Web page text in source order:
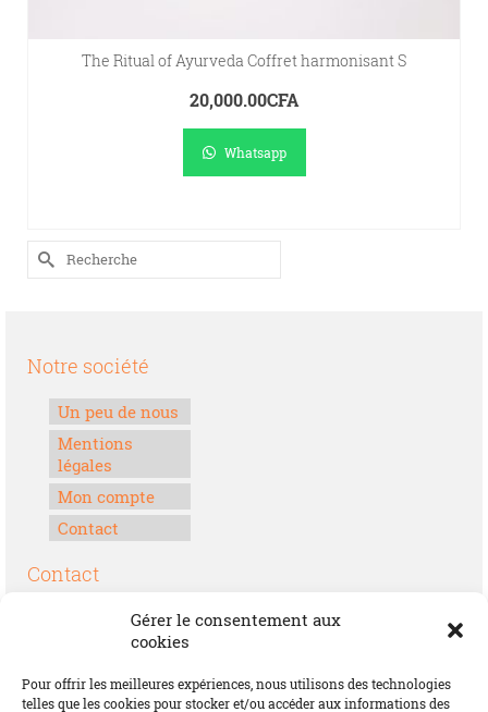
Gérer le consentement aux
cookies
Pour offrir les meilleures expériences, nous utilisons des technologies
telles que les cookies pour stocker et/ou accéder aux informations des
The Ritual of Ayurveda Coffret harmonisant S
20,000.00CFA
Whatsapp
Rechercher :
Notre société
Un peu de nous
Mentions
légales
Mon compte
Contact
Contact
Boulevard Félix Houphouët-Boigny
contact@offrirdubonheur.com